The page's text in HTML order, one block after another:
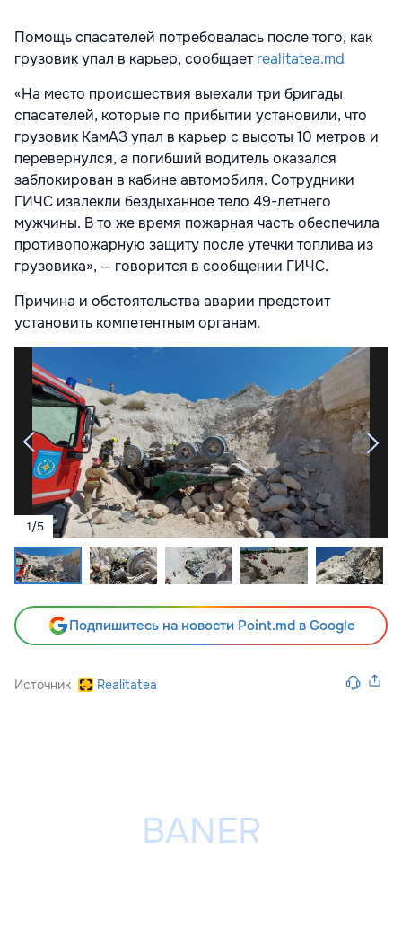
Помощь спасателей потребовалась после того, как
грузовик упал в карьер, сообщаетrealitatea.md
«На место происшествия выехали три бригады
спасателей, которые по прибытии установили, что
грузовик КамАЗ упал в карьер с высоты 10 метров и
перевернулся, а погибший водитель оказался
заблокирован в кабине автомобиля. Сотрудники
ГИЧС извлекли бездыханное тело 49-летнего
мужчины. В то же время пожарная часть обеспечила
противопожарную защиту после утечки топлива из
грузовика», — говорится в сообщении ГИЧС.
Причина и обстоятельства аварии предстоит
установить компетентным органам.
1/5
Подпишитесь на новости Point.md в Google
Источник Realitatea